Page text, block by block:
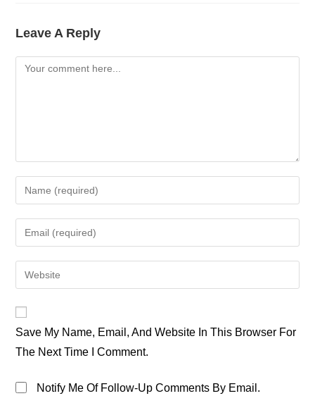
Leave A Reply
Comment
Your
Name
Or
To
Comment
Your
Email
Address
Your
URL
(optional)
Save My Name, Email, And Website In This Browser For
The Next Time I Comment.
Notify Me Of Follow-Up Comments By Email.